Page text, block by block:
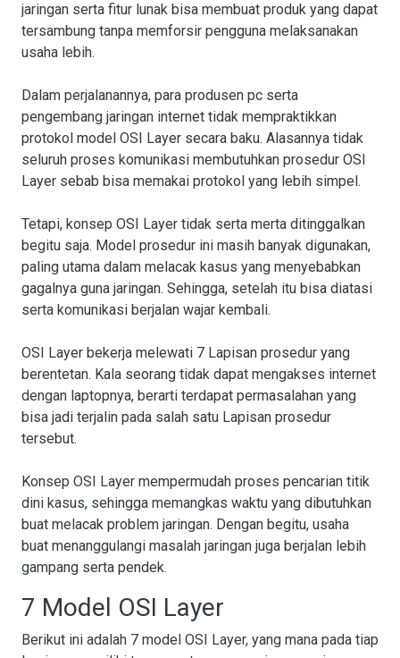
jaringan serta fitur lunak bisa membuat produk yang dapat
tersambung tanpa memforsir pengguna melaksanakan
usaha lebih.
Dalam perjalanannya, para produsen pc serta
pengembang jaringan internet tidak mempraktikkan
protokol model OSI Layer secara baku. Alasannya tidak
seluruh proses komunikasi membutuhkan prosedur OSI
Layer sebab bisa memakai protokol yang lebih simpel.
Tetapi, konsep OSI Layer tidak serta merta ditinggalkan
begitu saja. Model prosedur ini masih banyak digunakan,
paling utama dalam melacak kasus yang menyebabkan
gagalnya guna jaringan. Sehingga, setelah itu bisa diatasi
serta komunikasi berjalan wajar kembali.
OSI Layer bekerja melewati 7 Lapisan prosedur yang
berentetan. Kala seorang tidak dapat mengakses internet
dengan laptopnya, berarti terdapat permasalahan yang
bisa jadi terjalin pada salah satu Lapisan prosedur
tersebut.
Konsep OSI Layer mempermudah proses pencarian titik
dini kasus, sehingga memangkas waktu yang dibutuhkan
buat melacak problem jaringan. Dengan begitu, usaha
buat menanggulangi masalah jaringan juga berjalan lebih
gampang serta pendek.
7 Model OSI Layer
Berikut ini adalah 7 model OSI Layer, yang mana pada tiap